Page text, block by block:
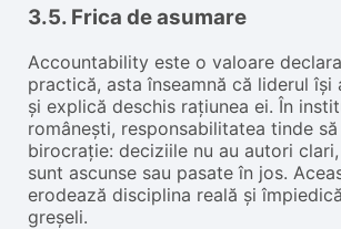
3.5. Frica de asumare
Accountability este o valoare
practică, asta înseamnă că liderul își
și explică deschis rațiunea ei. În
românești, responsabilitatea tinde să
birocrație: deciziile nu au autori
sunt ascunse sau pasate în jos.
erodează disciplina reală și
greșeli.